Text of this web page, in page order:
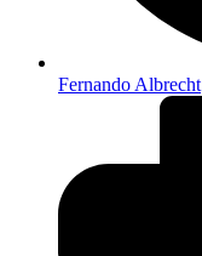
Fernando Albrecht